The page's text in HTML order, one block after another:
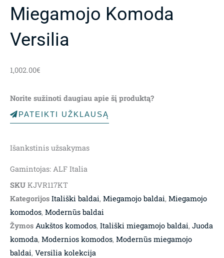
Miegamojo Komoda
Versilia
1,002.00€
Norite sužinoti daugiau apie šį produktą?
PATEIKTI UŽKLAUSĄ
Išankstinis užsakymas
Gamintojas: ALF Italia
SKU KJVR117KT
Kategorijos Itališki baldai, Miegamojo baldai, Miegamojo
komodos, Modernūs baldai
Žymos Aukštos komodos, Itališki miegamojo baldai, Juoda
komoda, Modernios komodos, Modernūs miegamojo
baldai, Versilia kolekcija